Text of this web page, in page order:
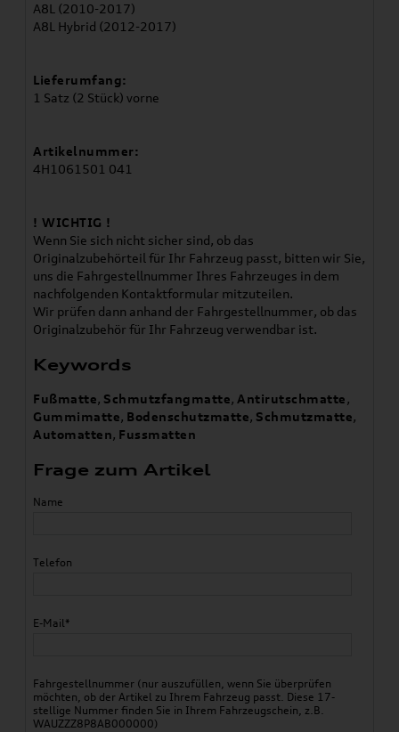
A8L (2010-2017)
A8L Hybrid (2012-2017)
Lieferumfang:
1 Satz (2 Stück) vorne
Artikelnummer:
4H1061501 041
! WICHTIG !
Wenn Sie sich nicht sicher sind, ob das
Originalzubehörteil für Ihr Fahrzeug passt, bitten wir Sie,
uns die Fahrgestellnummer Ihres Fahrzeuges in dem
nachfolgenden Kontaktformular mitzuteilen.
Wir prüfen dann anhand der Fahrgestellnummer, ob das
Originalzubehör für Ihr Fahrzeug verwendbar ist.
Keywords
Fußmatte, Schmutzfangmatte, Antirutschmatte,
Gummimatte, Bodenschutzmatte, Schmutzmatte,
Automatten, Fussmatten
Frage zum Artikel
Name
Telefon
E-Mail*
Fahrgestellnummer (nur auszufüllen, wenn Sie überprüfen
möchten, ob der Artikel zu Ihrem Fahrzeug passt. Diese 17-
stellige Nummer finden Sie in Ihrem Fahrzeugschein, z.B.
WAUZZZ8P8AB000000)